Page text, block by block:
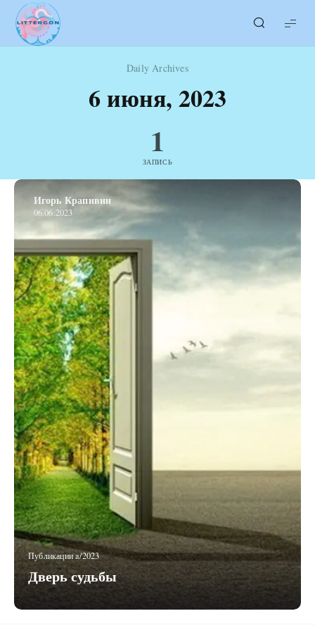
LITTERcon
Daily Archives
6 июня, 2023
1
ЗАПИСЬ
Публикации a/2023
Дверь судьбы
Игорь Крапивин
06.06.2023